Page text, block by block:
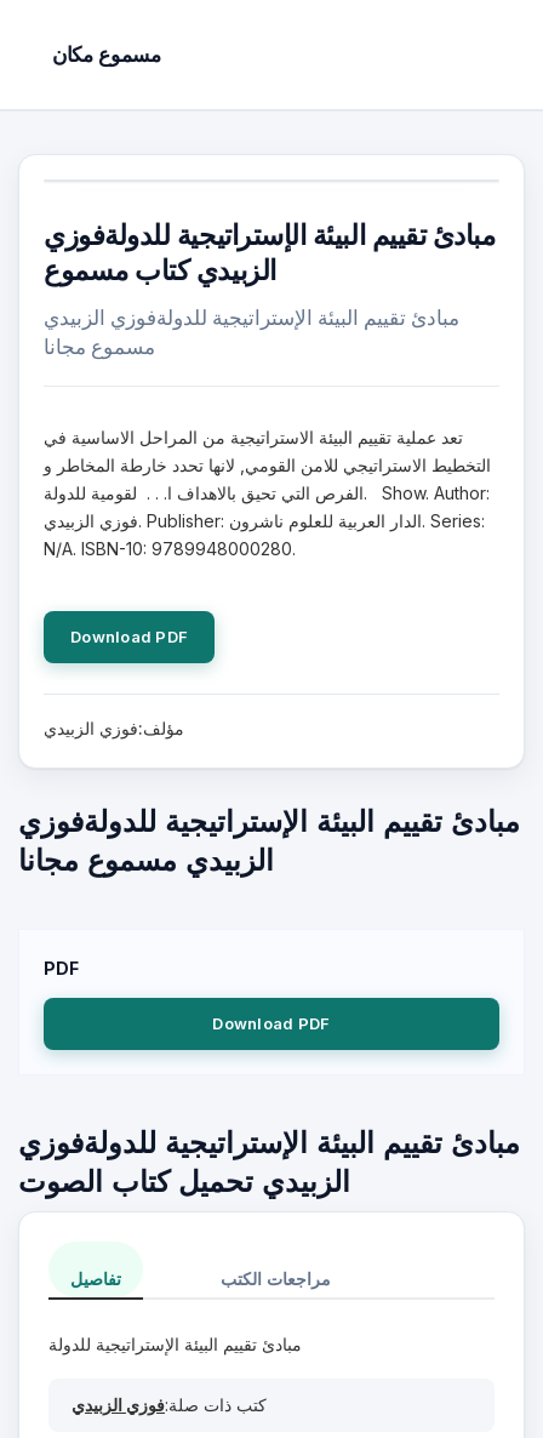
مسموع مكان
مبادئ تقييم البيئة الإستراتيجية للدولةفوزي
الزبيدي كتاب مسموع
مبادئ تقييم البيئة الإستراتيجية للدولةفوزي الزبيدي
مسموع مجانا
تعد عملية تقييم البيئة الاستراتيجية من المراحل الاساسية في
التخطيط الاستراتيجي للامن القومي, لانها تحدد خارطة المخاطر و
الفرص التي تحيق بالاهداف ا. . . لقومية للدولة. Show. Author:
فوزي الزبيدي. Publisher: الدار العربية للعلوم ناشرون. Series:
N/A. ISBN-10: 9789948000280.
Download PDF
مؤلف:فوزي الزبيدي
مبادئ تقييم البيئة الإستراتيجية للدولةفوزي
الزبيدي مسموع مجانا
PDF
Download PDF
مبادئ تقييم البيئة الإستراتيجية للدولةفوزي
الزبيدي تحميل كتاب الصوت
تفاصيل مراجعات الكتب
مبادئ تقييم البيئة الإستراتيجية للدولة
كتب ذات صلة:فوزي الزبيدي